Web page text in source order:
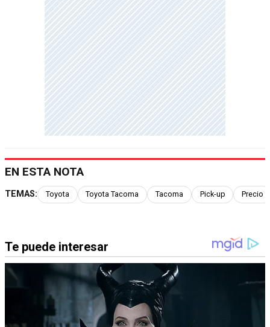
EN ESTA NOTA
TEMAS: Toyota Toyota Tacoma Tacoma Pick-up Precio